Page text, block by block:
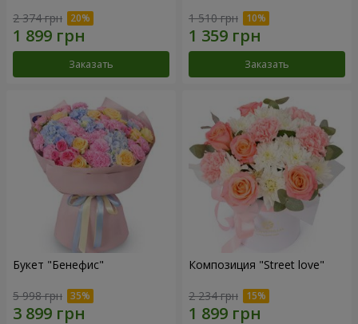
2 374 грн
Заказать
1 510 грн
Заказать
Букет "Бенефис"
5 998 грн
Композиция "Street love"
2 234 грн